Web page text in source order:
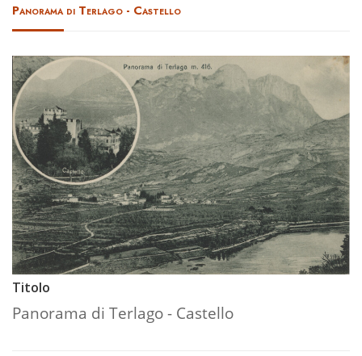
Panorama di Terlago - Castello
Titolo
Panorama di Terlago - Castello